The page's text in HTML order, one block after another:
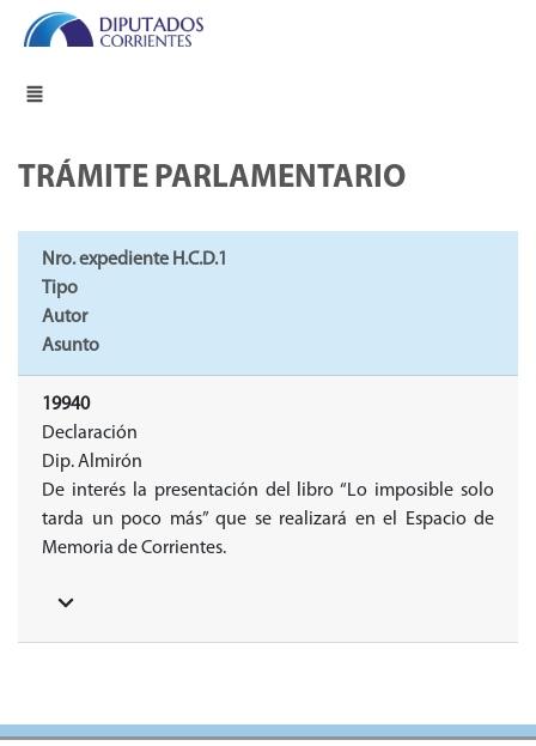
TRÁMITE PARLAMENTARIO
Nro. expediente H.C.D.1
Tipo
Autor
Asunto
19940
Declaración
Dip. Almirón
De interés la presentación del libro “Lo imposible solo
tarda un poco más” que se realizará en el Espacio de
Memoria de Corrientes.